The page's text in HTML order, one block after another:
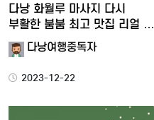
다낭 화월루 마사지 다시
부활한 붐붐 최고 맛집 리얼 …
다낭여행중독자
2023-12-22